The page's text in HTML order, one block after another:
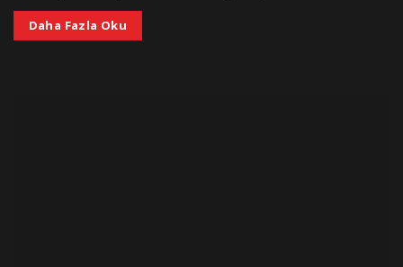
Daha Fazla Oku